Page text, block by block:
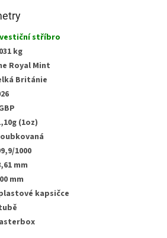
stříbro
kg
Royal Mint
Británie
(1oz)
1000
mm
mm
kapsičce